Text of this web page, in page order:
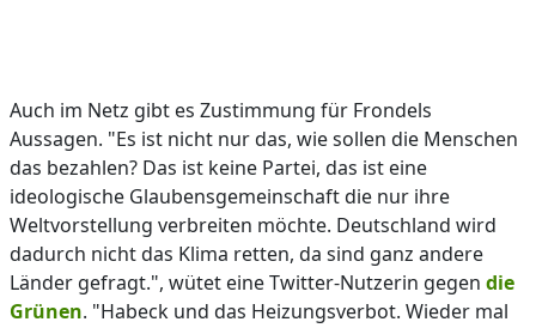
Auch im Netz gibt es Zustimmung für Frondels
Aussagen. "Es ist nicht nur das, wie sollen die Menschen
das bezahlen? Das ist keine Partei, das ist eine
ideologische Glaubensgemeinschaft die nur ihre
Weltvorstellung verbreiten möchte. Deutschland wird
dadurch nicht das Klima retten, da sind ganz andere
Länder gefragt.", wütet eine Twitter-Nutzerin gegen die
Grünen. "Habeck und das Heizungsverbot. Wieder mal